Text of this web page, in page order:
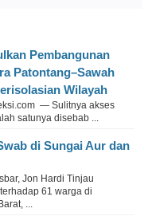
Pembangunan
Patontang–Sawah
Wilayah
— Sulitnya akses
satunya disebab ...
di Sungai Aur dan
Jon Hardi Tinjau
61 warga di
...